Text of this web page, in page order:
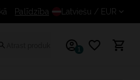
Palīdzība Latviešu / EUR
1